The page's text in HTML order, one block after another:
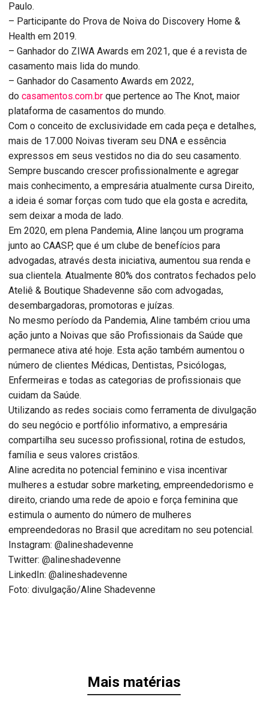
Paulo.
– Participante do Prova de Noiva do Discovery Home &
Health em 2019.
– Ganhador do ZIWA Awards em 2021, que é a revista de
casamento mais lida do mundo.
– Ganhador do Casamento Awards em 2022,
do casamentos.com.br que pertence ao The Knot, maior
plataforma de casamentos do mundo.
Com o conceito de exclusividade em cada peça e detalhes,
mais de 17.000 Noivas tiveram seu DNA e essência
expressos em seus vestidos no dia do seu casamento.
Sempre buscando crescer profissionalmente e agregar
mais conhecimento, a empresária atualmente cursa Direito,
a ideia é somar forças com tudo que ela gosta e acredita,
sem deixar a moda de lado.
Em 2020, em plena Pandemia, Aline lançou um programa
junto ao CAASP, que é um clube de benefícios para
advogadas, através desta iniciativa, aumentou sua renda e
sua clientela. Atualmente 80% dos contratos fechados pelo
Ateliê & Boutique Shadevenne são com advogadas,
desembargadoras, promotoras e juízas.
No mesmo período da Pandemia, Aline também criou uma
ação junto a Noivas que são Profissionais da Saúde que
permanece ativa até hoje. Esta ação também aumentou o
número de clientes Médicas, Dentistas, Psicólogas,
Enfermeiras e todas as categorias de profissionais que
cuidam da Saúde.
Utilizando as redes sociais como ferramenta de divulgação
do seu negócio e portfólio informativo, a empresária
compartilha seu sucesso profissional, rotina de estudos,
família e seus valores cristãos.
Aline acredita no potencial feminino e visa incentivar
mulheres a estudar sobre marketing, empreendedorismo e
direito, criando uma rede de apoio e força feminina que
estimula o aumento do número de mulheres
empreendedoras no Brasil que acreditam no seu potencial.
Instagram: @alineshadevenne
Twitter: @alineshadevenne
LinkedIn: @alineshadevenne
Foto: divulgação/Aline Shadevenne
Mais matérias